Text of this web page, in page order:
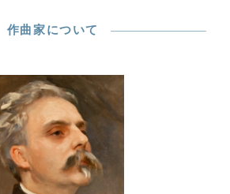
作曲家について